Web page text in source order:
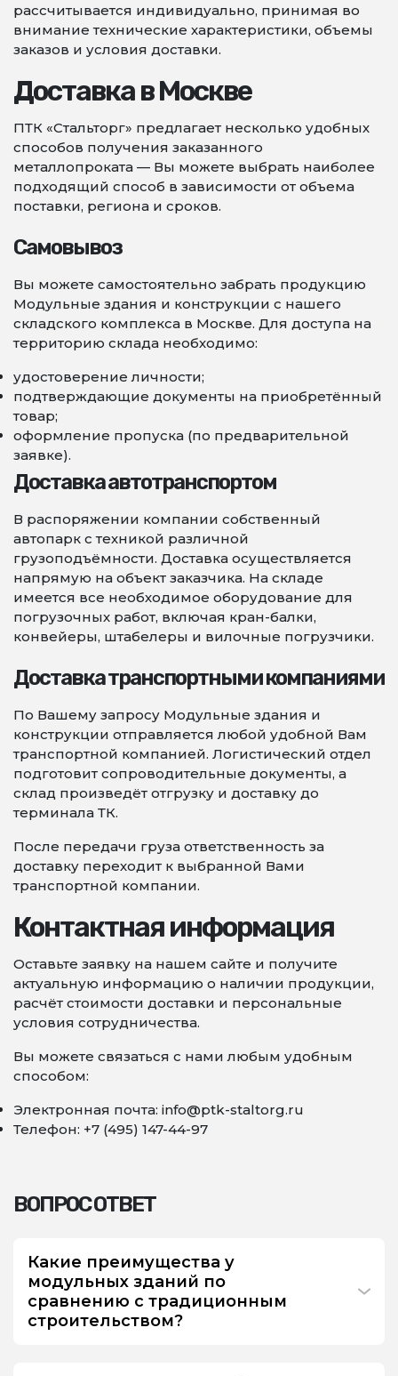
рассчитывается индивидуально, принимая во
внимание технические характеристики, объемы
заказов и условия доставки.
Доставка в Москве
ПТК «Стальторг» предлагает несколько удобных
способов получения заказанного
металлопроката — Вы можете выбрать наиболее
подходящий способ в зависимости от объема
поставки, региона и сроков.
Самовывоз
Вы можете самостоятельно забрать продукцию
Модульные здания и конструкции с нашего
складского комплекса в Москве. Для доступа на
территорию склада необходимо:
удостоверение личности;
подтверждающие документы на приобретённый
товар;
оформление пропуска (по предварительной
заявке).
Доставка автотранспортом
В распоряжении компании собственный
автопарк с техникой различной
грузоподъёмности. Доставка осуществляется
напрямую на объект заказчика. На складе
имеется все необходимое оборудование для
погрузочных работ, включая кран-балки,
конвейеры, штабелеры и вилочные погрузчики.
Доставка транспортными компаниями
По Вашему запросу Модульные здания и
конструкции отправляется любой удобной Вам
транспортной компанией. Логистический отдел
подготовит сопроводительные документы, а
склад произведёт отгрузку и доставку до
терминала ТК.
После передачи груза ответственность за
доставку переходит к выбранной Вами
транспортной компании.
Контактная информация
Оставьте заявку на нашем сайте и получите
актуальную информацию о наличии продукции,
расчёт стоимости доставки и персональные
условия сотрудничества.
Вы можете связаться с нами любым удобным
способом:
Электронная почта: info@ptk-staltorg.ru
Телефон: +7 (495) 147-44-97
ВОПРОС ОТВЕТ
Какие преимущества у
модульных зданий по
сравнению с традиционным
строительством?